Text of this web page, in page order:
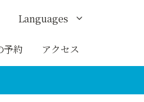
予約 アクセス
Languages
English